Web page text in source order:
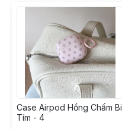
Case Airpod Hồng Chấm Bi
Tím - 4